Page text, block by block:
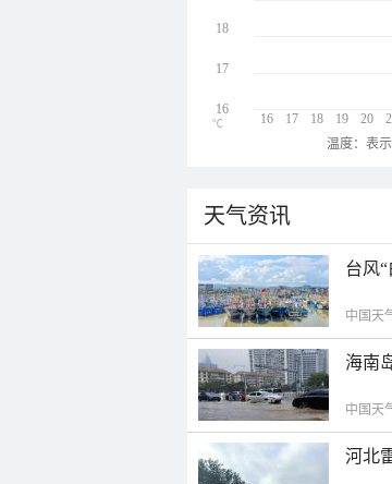
16 17 18 19 20
18
17
16
℃
温度：表
天气资讯
台风
中国天
海南
中国天
河北